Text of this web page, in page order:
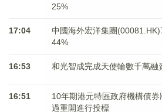
25%
17:04
中國海外宏洋集團
44%
16:53 和光智成完成天使輪數千萬融
16:51
10年期港元特區政府機構債
過重開進行投標